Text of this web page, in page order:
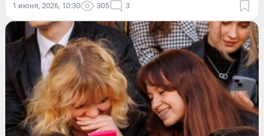
1 июня, 2026, 10:30 305 3